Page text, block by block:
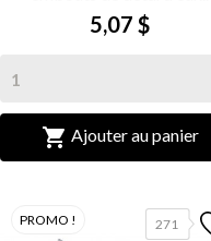
5,07 $
 Ajouter au panier
271
PROMO !